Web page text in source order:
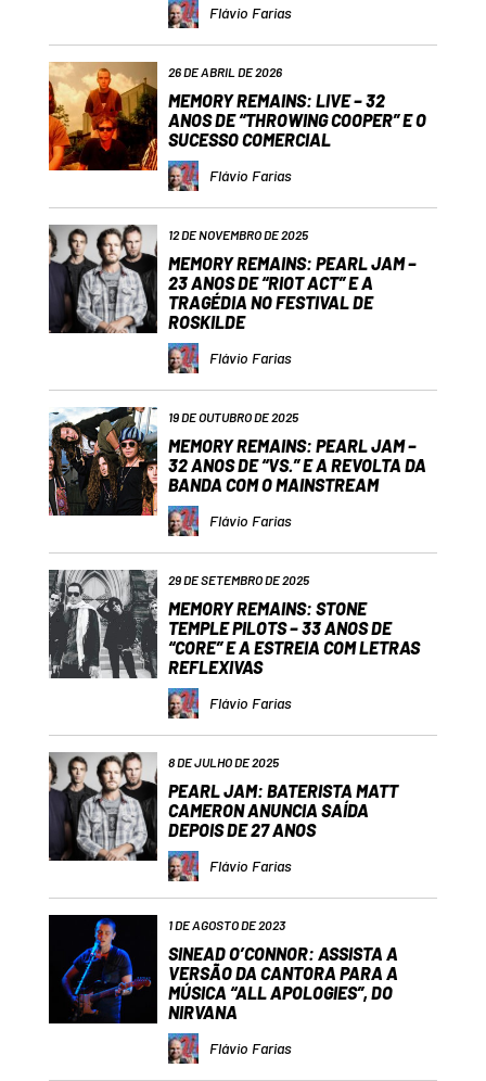
Flávio Farias
26 DE ABRIL DE 2026
MEMORY REMAINS: LIVE – 32
ANOS DE “THROWING COOPER” E O
SUCESSO COMERCIAL
Flávio Farias
12 DE NOVEMBRO DE 2025
MEMORY REMAINS: PEARL JAM –
23 ANOS DE “RIOT ACT” E A
TRAGÉDIA NO FESTIVAL DE
ROSKILDE
Flávio Farias
19 DE OUTUBRO DE 2025
MEMORY REMAINS: PEARL JAM –
32 ANOS DE “VS.” E A REVOLTA DA
BANDA COM O MAINSTREAM
Flávio Farias
29 DE SETEMBRO DE 2025
MEMORY REMAINS: STONE
TEMPLE PILOTS – 33 ANOS DE
“CORE” E A ESTREIA COM LETRAS
REFLEXIVAS
Flávio Farias
8 DE JULHO DE 2025
PEARL JAM: BATERISTA MATT
CAMERON ANUNCIA SAÍDA
DEPOIS DE 27 ANOS
Flávio Farias
1 DE AGOSTO DE 2023
SINEAD O’CONNOR: ASSISTA A
VERSÃO DA CANTORA PARA A
MÚSICA “ALL APOLOGIES”, DO
NIRVANA
Flávio Farias